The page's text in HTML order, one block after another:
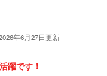
年6月27日更新
躍です！